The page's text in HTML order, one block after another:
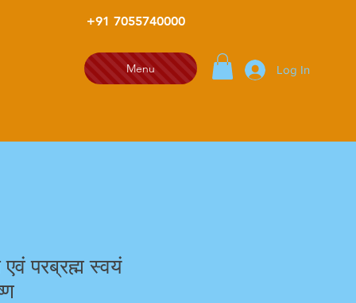
+91 7055740000
Menu Log In
एवं परब्रह्म स्वयं